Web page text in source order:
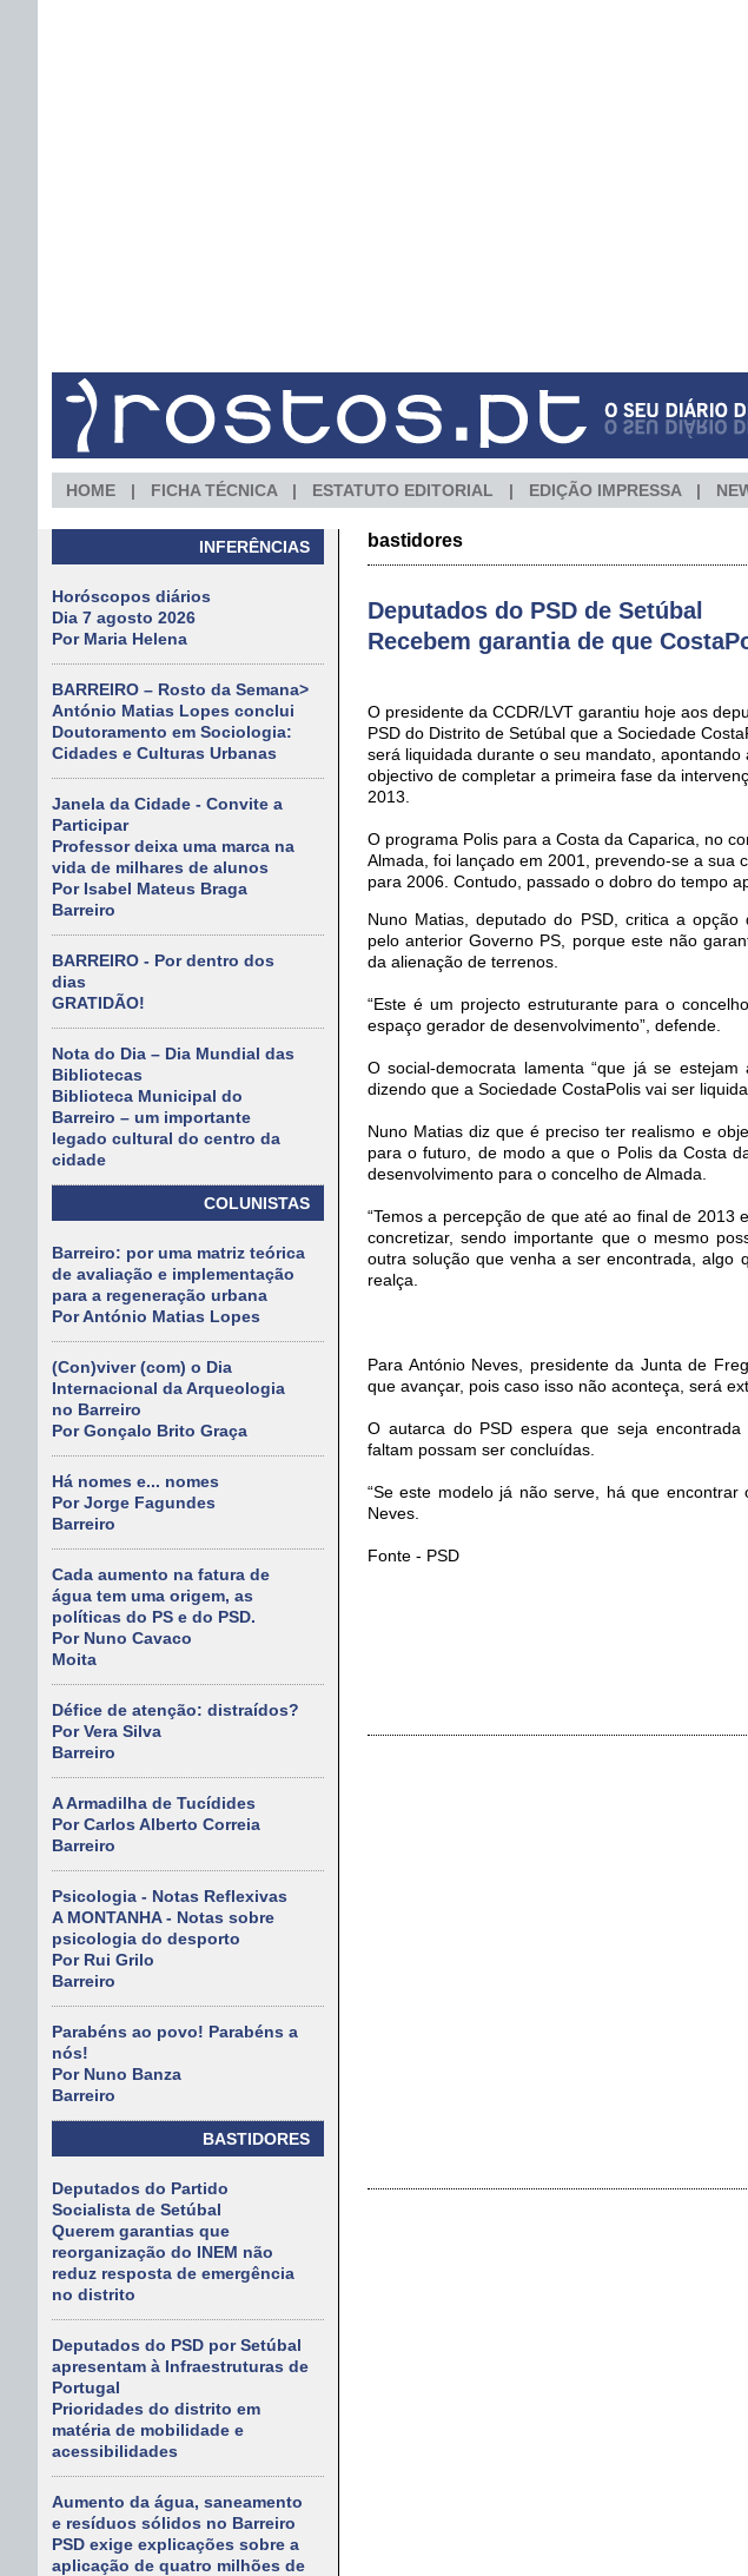
HOME FICHA TÉCNICA ESTATUTO EDITORIAL EDIÇÃO IMPRESSA
INFERÊNCIAS
Horóscopos diários
Dia 7 agosto 2026
Por Maria Helena
BARREIRO – Rosto da Semana>
António Matias Lopes conclui
Doutoramento em Sociologia:
Cidades e Culturas Urbanas
Janela da Cidade - Convite a
Participar
Professor deixa uma marca na
vida de milhares de alunos
Por Isabel Mateus Braga
Barreiro
BARREIRO - Por dentro dos
dias
GRATIDÃO!
Nota do Dia – Dia Mundial das
Bibliotecas
Biblioteca Municipal do
Barreiro – um importante
legado cultural do centro da
cidade
COLUNISTAS
Barreiro: por uma matriz teórica
de avaliação e implementação
para a regeneração urbana
Por António Matias Lopes
(Con)viver (com) o Dia
Internacional da Arqueologia
no Barreiro
Por Gonçalo Brito Graça
Há nomes e... nomes
Por Jorge Fagundes
Barreiro
Cada aumento na fatura de
água tem uma origem, as
políticas do PS e do PSD.
Por Nuno Cavaco
Moita
Défice de atenção: distraídos?
Por Vera Silva
Barreiro
A Armadilha de Tucídides
Por Carlos Alberto Correia
Barreiro
Psicologia - Notas Reflexivas
A MONTANHA - Notas sobre
psicologia do desporto
Por Rui Grilo
Barreiro
Parabéns ao povo! Parabéns a
nós!
Por Nuno Banza
Barreiro
BASTIDORES
Deputados do Partido
Socialista de Setúbal
Querem garantias que
reorganização do INEM não
reduz resposta de emergência
no distrito
Deputados do PSD por Setúbal
apresentam à Infraestruturas de
Portugal
Prioridades do distrito em
matéria de mobilidade e
acessibilidades
Aumento da água, saneamento
e resíduos sólidos no Barreiro
PSD exige explicações sobre a
aplicação de quatro milhões de
bastidores
Deputados do PSD de Setúbal
Recebem garantia de que
O presidente da CCDR/LVT garantiu hoje aos
PSD do Distrito de Setúbal que a Sociedade
será liquidada durante o seu mandato, apontando
objectivo de completar a primeira fase da
2013.
O programa Polis para a Costa da Caparica, no
Almada, foi lançado em 2001, prevendo-se a sua
para 2006. Contudo, passado o dobro do tempo
Nuno Matias, deputado do PSD, critica a
pelo anterior Governo PS, porque este não
da alienação de terrenos.
“Este é um projecto estruturante para o
espaço gerador de desenvolvimento”, defende.
O social-democrata lamenta “que já se
dizendo que a Sociedade CostaPolis vai ser
Nuno Matias diz que é preciso ter realismo e
para o futuro, de modo a que o Polis da Costa
desenvolvimento para o concelho de Almada.
“Temos a percepção de que até ao final de
concretizar, sendo importante que o mesmo
outra solução que venha a ser encontrada, algo
realça.
Para António Neves, presidente da Junta de
que avançar, pois caso isso não aconteça, será
O autarca do PSD espera que seja
faltam possam ser concluídas.
“Se este modelo já não serve, há que encontrar
Neves.
Fonte - PSD